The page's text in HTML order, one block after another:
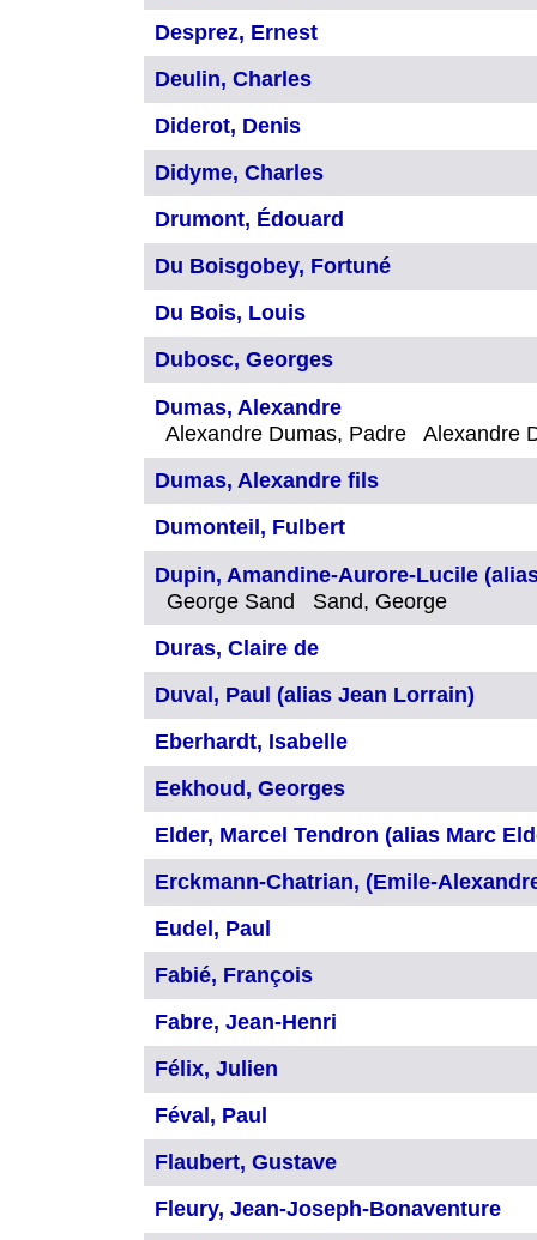
Desprez, Ernest
Deulin, Charles
Diderot, Denis
Didyme, Charles
Drumont, Édouard
Du Boisgobey, Fortuné
Du Bois, Louis
Dubosc, Georges
Dumas, Alexandre
Alexandre Dumas, Padre Alexandre
Dumas, Alexandre fils
Dumonteil, Fulbert
Dupin, Amandine-Aurore-Lucile
George Sand Sand, George
Duras, Claire de
Duval, Paul (alias Jean Lorrain)
Eberhardt, Isabelle
Eekhoud, Georges
Elder, Marcel Tendron (alias Marc
Erckmann-Chatrian, (Emile-
Eudel, Paul
Fabié, François
Fabre, Jean-Henri
Félix, Julien
Féval, Paul
Flaubert, Gustave
Fleury, Jean-Joseph-Bonaventure